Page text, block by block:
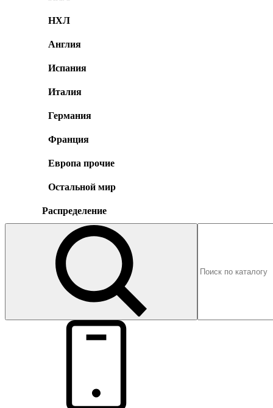
НХЛ
Англия
Испания
Италия
Германия
Франция
Европа прочие
Остальной мир
Распределение